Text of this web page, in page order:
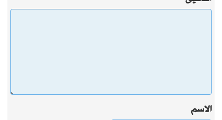
الاسم